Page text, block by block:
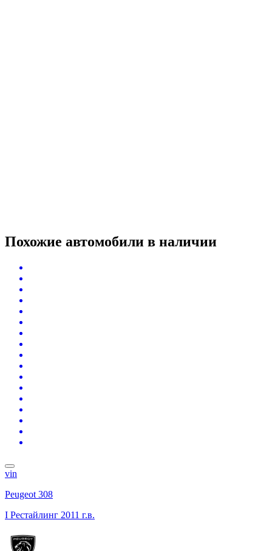
Похожие автомобили в наличии
vin
Peugeot 308
I Рестайлинг 2011 г.в.